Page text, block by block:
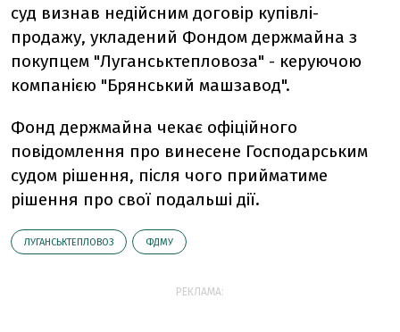
суд визнав недійсним договір купівлі-
продажу, укладений Фондом держмайна з
покупцем "Луганськтепловоза" - керуючою
компанією "Брянський машзавод".
Фонд держмайна чекає офіційного
повідомлення про винесене Господарським
судом рішення, після чого прийматиме
рішення про свої подальші дії.
ЛУГАНСЬКТЕПЛОВОЗ ФДМУ
РЕКЛАМА: